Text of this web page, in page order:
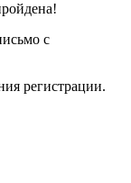
с
регистрации.